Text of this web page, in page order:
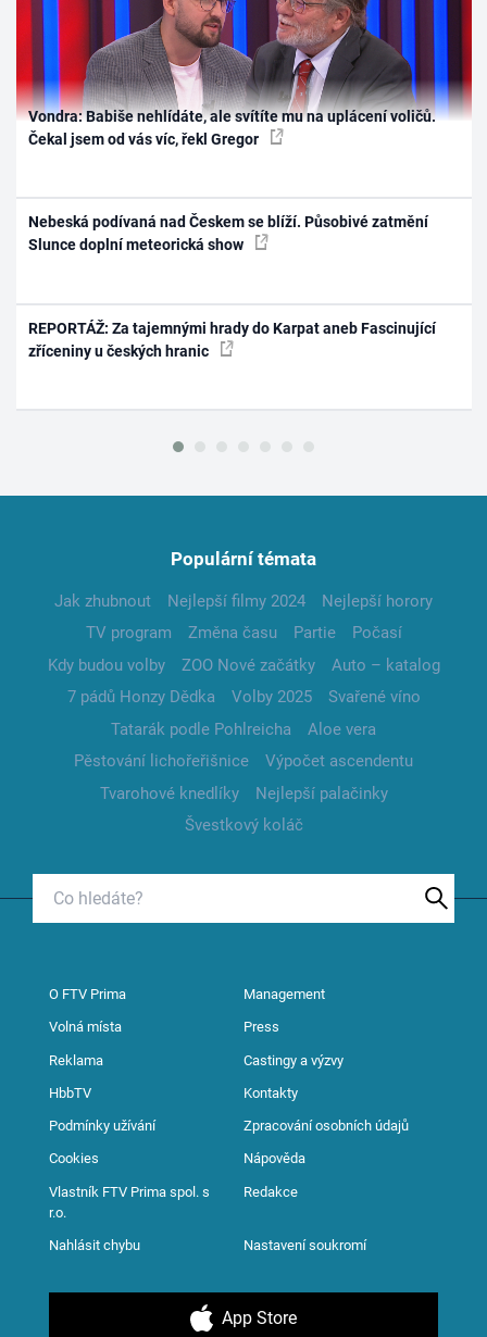
Vondra: Babiše nehlídáte, ale svítíte mu na uplácení voličů.
Čekal jsem od vás víc, řekl Gregor
Nebeská podívaná nad Českem se blíží. Působivé zatmění
Slunce doplní meteorická show
REPORTÁŽ: Za tajemnými hrady do Karpat aneb Fascinující
zříceniny u českých hranic
Populární témata
Jak zhubnout Nejlepší filmy 2024
Nejlepší horory
TV program
Změna času Partie
Počasí
Kdy budou volby
ZOO Nové začátky
Auto – katalog
7 pádů Honzy Dědka
Volby 2025
Svařené víno
Tatarák podle Pohlreicha
Aloe vera
Pěstování lichořeřišnice
Výpočet ascendentu
Tvarohové knedlíky
Nejlepší palačinky
Švestkový koláč
O FTV Prima Management
Volná místa Press
Reklama Castingy a výzvy
HbbTV Kontakty
Podmínky užívání Zpracování osobních údajů
Cookies Nápověda
Vlastník FTV Prima spol. s
r.o.
Redakce
Nahlásit chybu Nastavení soukromí
App Store